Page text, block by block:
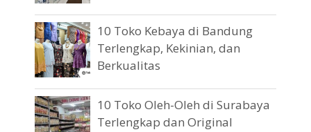
10 Toko Kebaya di Bandung
Terlengkap, Kekinian, dan
Berkualitas
10 Toko Oleh-Oleh di Surabaya
Terlengkap dan Original